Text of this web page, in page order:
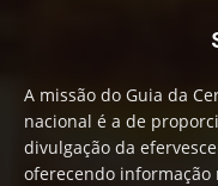
A missão do Guia da
nacional é a de
divulgação da
oferecendo informação